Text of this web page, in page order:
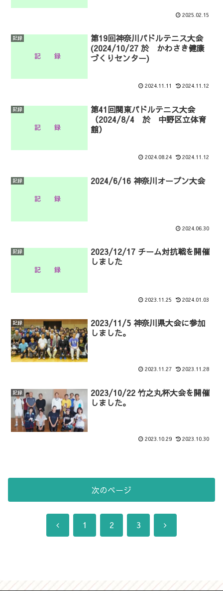
2025.02.15
記録
第19回神奈川パドルテニス大会
(2024/10/27 於 かわさき健康
づくりセンター)
2024.11.11 2024.11.12
記録
第41回関東パドルテニス大会
（2024/8/4 於 中野区立体育
館）
2024.08.24 2024.11.12
記録 2024/6/16 神奈川オープン大会
2024.06.30
記録
2023/12/17 チーム対抗戦を開催
しました
2023.11.25 2024.01.03
記録
2023/11/5 神奈川県大会に参加
しました。
2023.11.27 2023.11.28
記録
2023/10/22 竹之丸杯大会を開催
しました。
2023.10.29 2023.10.30
次のページ
前
1 2 3
次